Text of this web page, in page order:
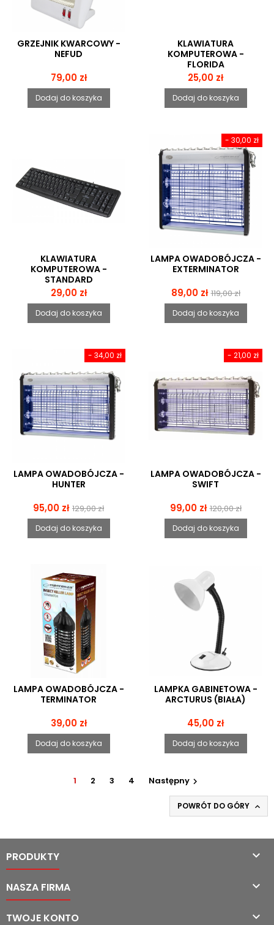
GRZEJNIK KWARCOWY -
NEFUD
Cena
79,00 zł
Dodaj do koszyka
KLAWIATURA
KOMPUTEROWA -
FLORIDA
Cena
25,00 zł
Dodaj do koszyka
KLAWIATURA
KOMPUTEROWA -
STANDARD
Cena
29,00 zł
Dodaj do koszyka
- 30,00 zł
LAMPA OWADOBÓJCZA -
EXTERMINATOR
Cena
89,00 zł Cena
podstawowa
119,00 zł
Dodaj do koszyka
- 34,00 zł
LAMPA OWADOBÓJCZA -
HUNTER
Cena
95,00 zł Cena
podstawowa
129,00 zł
Dodaj do koszyka
- 21,00 zł
LAMPA OWADOBÓJCZA -
SWIFT
Cena
99,00 zł Cena
podstawowa
120,00 zł
Dodaj do koszyka
LAMPA OWADOBÓJCZA -
TERMINATOR
Cena
39,00 zł
Dodaj do koszyka
LAMPKA GABINETOWA -
ARCTURUS (BIAŁA)
Cena
45,00 zł
Dodaj do koszyka
1 2 3 4 Następny 
POWRÓT DO GÓRY 
PRODUKTY 
NASZA FIRMA 
TWOJE KONTO 